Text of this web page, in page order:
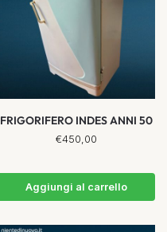
FRIGORIFERO INDES ANNI 50
€450,00
Aggiungi al carrello